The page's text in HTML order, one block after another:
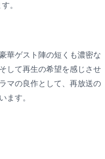
。
華ゲスト陣の短くも濃密な
して再生の希望を感じさせ
マの良作として、再放送の
ます。